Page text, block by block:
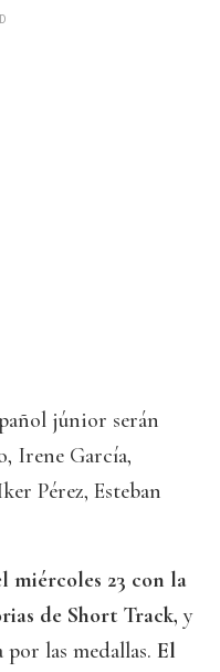
júnior serán
Irene García,
Pérez, Esteban
miércoles 23 con la
de Short Track, y
las medallas. El